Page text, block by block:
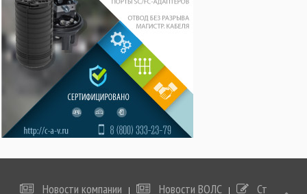
Новости компании Новости ВОЛС Статьи